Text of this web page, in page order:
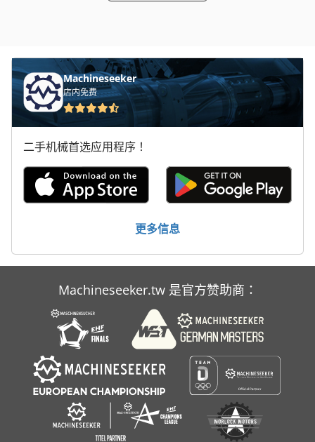
Machineseeker
店内免费
二手机械首选应用程序！
更多信息
Machineseeker.tw 是官方赞助商：